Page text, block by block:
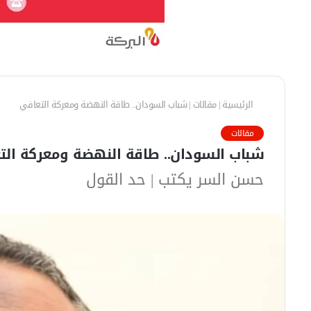
الرئيسية|مقالات |شباب السودان.. طاقة النهضة ومعركة التعافي
مقالات
شباب السودان.. طاقة النهضة ومعركة
حسن السر يكتب | حد القول